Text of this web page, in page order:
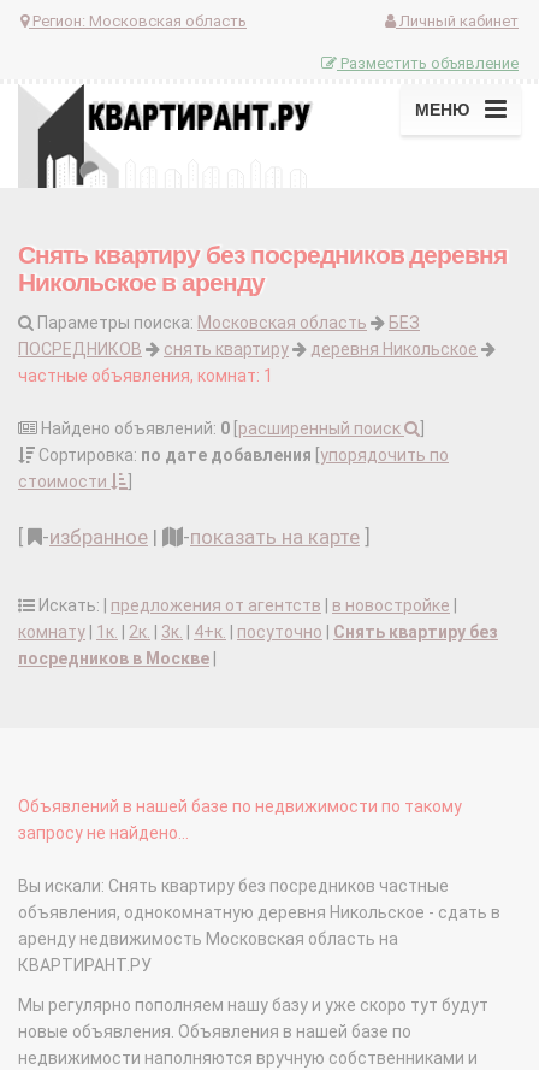
Регион: Московская область Личный кабинет
Разместить объявление
МЕНЮ
Снять квартиру без посредников деревня
Никольское в аренду
Параметры поиска: Московская область
БЕЗ
ПОСРЕДНИКОВ
снять квартиру
деревня Никольское
частные объявления, комнат: 1
Найдено объявлений: 0 расширенный поиск
Сортировка: по дате добавления упорядочить по
стоимости
-избранное | -показать на карте
Искать: | предложения от агентств в новостройке
комнату
1к. 2к. 3к. 4+к. посуточно
Снять квартиру без
посредников в Москве
Объявлений в нашей базе по недвижимости по такому
запросу не найдено...
Вы искали: Снять квартиру без посредников частные
объявления, однокомнатную деревня Никольское - сдать в
аренду недвижимость Московская область на
КВАРТИРАНТ.РУ
Мы регулярно пополняем нашу базу и уже скоро тут будут
новые объявления. Объявления в нашей базе по
недвижимости наполняются вручную собственниками и